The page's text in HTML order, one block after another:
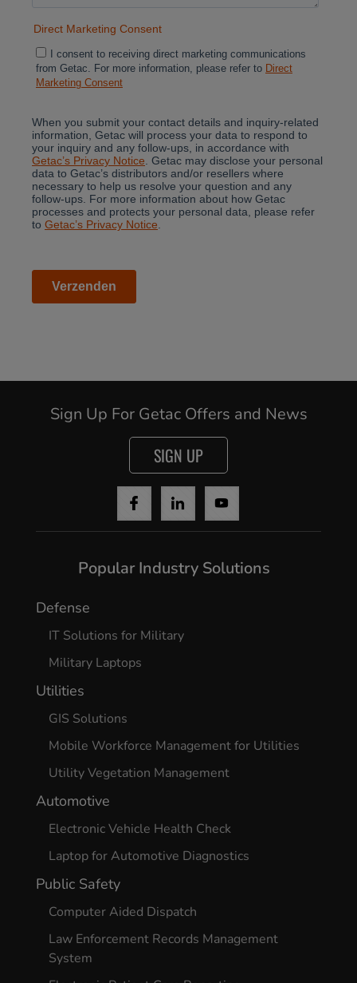
Sign Up For Getac Offers and News
SIGN UP
Popular Industry Solutions
Defense
IT Solutions for Military
Military Laptops
Utilities
GIS Solutions
Mobile Workforce Management for Utilities
Utility Vegetation Management
Automotive
Electronic Vehicle Health Check
Laptop for Automotive Diagnostics
Public Safety
Computer Aided Dispatch
Law Enforcement Records Management
System